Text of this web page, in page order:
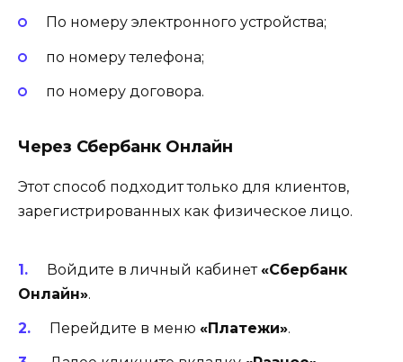
По номеру электронного устройства;
по номеру телефона;
по номеру договора.
Через Сбербанк Онлайн
Этот способ подходит только для клиентов,
зарегистрированных как физическое лицо.
Войдите в личный кабинет«Сбербанк
Онлайн».
Перейдите в меню «Платежи».